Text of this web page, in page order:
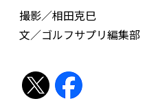
撮影／相田克巳
文／ゴルフサプリ編集部